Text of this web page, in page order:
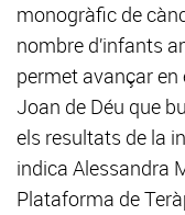
monogràfic de
nombre d’infants
permet avançar
Joan de Déu que
els resultats de la
indica Alessandra
Plataforma de